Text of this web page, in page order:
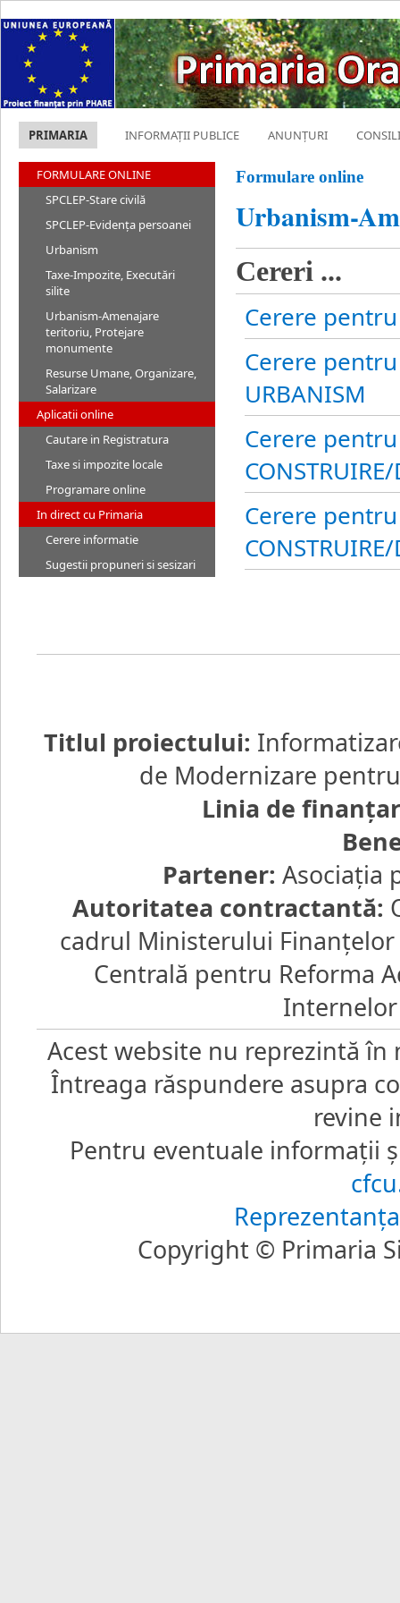
PRIMARIA INFORMAȚII PUBLICE ANUNȚURI
FORMULARE ONLINE
SPCLEP-Stare civilă
SPCLEP-Evidența persoanei
Urbanism
Taxe-Impozite, Executări
silite
Urbanism-Amenajare
teritoriu, Protejare
monumente
Resurse Umane, Organizare,
Salarizare
Aplicatii online
Cautare in Registratura
Taxe si impozite locale
Programare online
In direct cu Primaria
Cerere informatie
Sugestii propuneri si sesizari
Formulare online
Urbanism-
Cereri ...
Cerere pentru
Cerere
URBANISM
Cerere pentru
Cerere
Titlul proiectului:
de Modernizare
Linia de
Partener: Asociaţia
Autoritatea contractantă:
cadrul Ministerului
Centrală pentru Reforma
Acest website nu reprezintă
Întreaga răspundere asupra
revine
Pentru eventuale informaţii
Copyright © Primaria